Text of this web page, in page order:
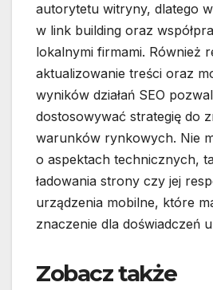
autorytetu witryny, dlatego
w link building oraz
lokalnymi firmami. Również
aktualizowanie treści oraz
wyników działań SEO
dostosowywać strategię do
warunków rynkowych. Nie
o aspektach technicznych,
ładowania strony czy jej
urządzenia mobilne, które
znaczenie dla doświadczeń
Zobacz także